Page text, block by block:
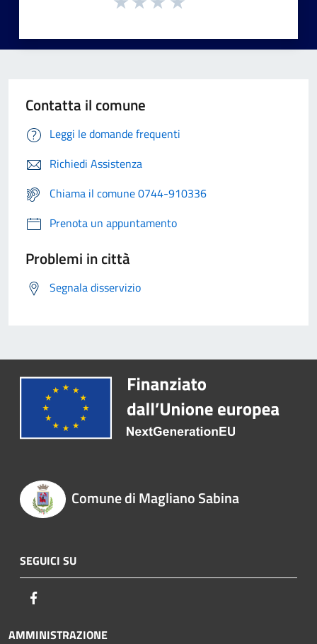
Contatta il comune
Leggi le domande frequenti
Richiedi Assistenza
Chiama il comune 0744-910336
Prenota un appuntamento
Problemi in città
Segnala disservizio
Comune di Magliano Sabina
SEGUICI SU
AMMINISTRAZIONE